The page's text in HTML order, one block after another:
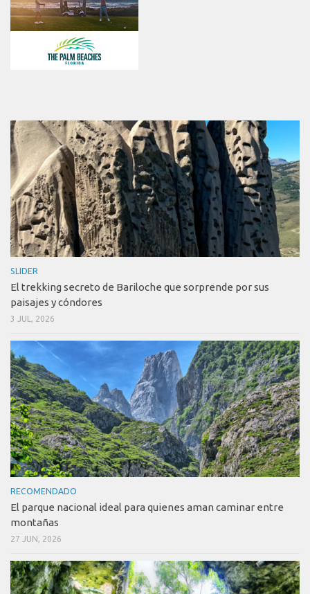
SLIDER
El trekking secreto de Bariloche que sorprende por sus
paisajes y cóndores
3 JUL, 2026
RECOMENDADO
El parque nacional ideal para quienes aman caminar entre
montañas
27 JUN, 2026